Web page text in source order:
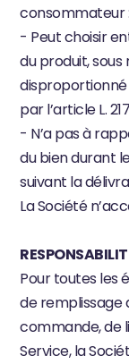
consommateur :
- Peut choisir
du produit,
par l’article L.
- N’a pas à
du bien durant
suivant la
La Société
Pour toutes les
de remplissage
commande, de
Service, la